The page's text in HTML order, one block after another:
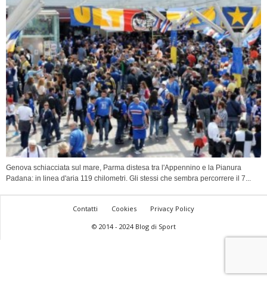
Genova schiacciata sul mare, Parma distesa tra l'Appennino e la Pianura
Padana: in linea d'aria 119 chilometri. Gli stessi che sembra percorrere il 7...
Contatti Cookies
Privacy Policy
© 2014 - 2024 Blog di Sport